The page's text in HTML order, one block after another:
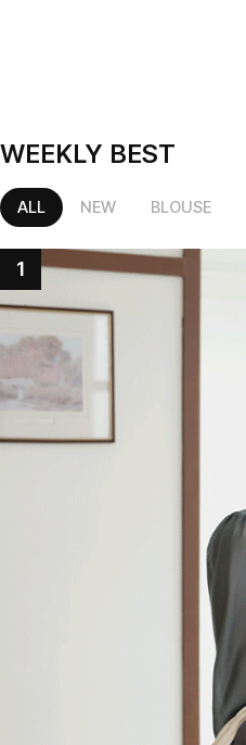
WEEKLY BEST
ALL NEW BLOUSE